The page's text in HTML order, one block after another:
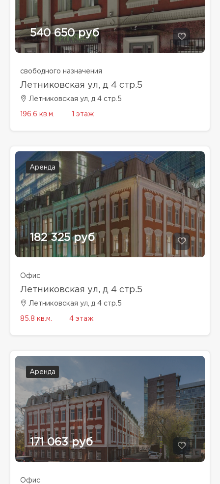
540 650 руб
свободного назначения
Летниковская ул, д 4 стр.5
Летниковская ул, д 4 стр.5
196.6 кв.м. 1 этаж
Аренда
182 325 руб
Офис
Летниковская ул, д 4 стр.5
Летниковская ул, д 4 стр.5
85.8 кв.м. 4 этаж
Аренда
171 063 руб
Офис